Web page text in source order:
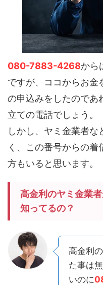
080-7883-4268から
ですが、ココからお金
の申込みをしたのであ
立ての電話でしょう。
しかし、ヤミ金業者
く、この番号からの
方もいると思います。
高金利のヤミ金業
知ってるの？
高金利
た事は
いのに